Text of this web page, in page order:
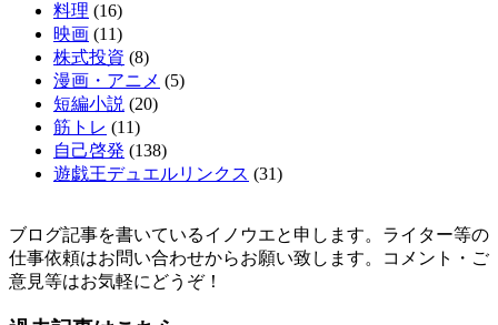
料理 (16)
映画 (11)
株式投資 (8)
漫画・アニメ (5)
短編小説 (20)
筋トレ (11)
自己啓発 (138)
遊戯王デュエルリンクス (31)
ブログ記事を書いているイノウエと申します。ライター等の
仕事依頼はお問い合わせからお願い致します。コメント・ご
意見等はお気軽にどうぞ！